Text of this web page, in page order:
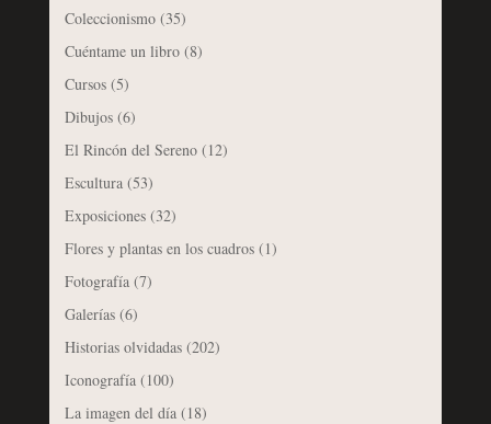
Coleccionismo(35)
Cuéntame un libro(8)
Cursos(5)
Dibujos(6)
El Rincón del Sereno(12)
Escultura(53)
Exposiciones(32)
Flores y plantas en los cuadros(1)
Fotografía(7)
Galerías(6)
Historias olvidadas(202)
Iconografía(100)
La imagen del día(18)